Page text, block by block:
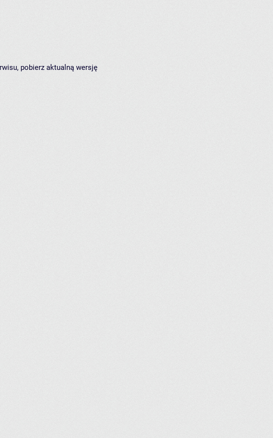
pobierz aktualną wersję